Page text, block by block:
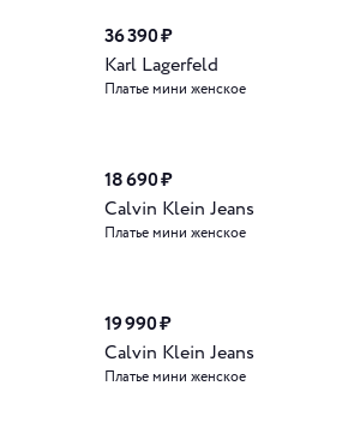
36 390 ₽
Karl Lagerfeld
Платье мини женское
18 690 ₽
Calvin Klein Jeans
Платье мини женское
19 990 ₽
Calvin Klein Jeans
Платье мини женское